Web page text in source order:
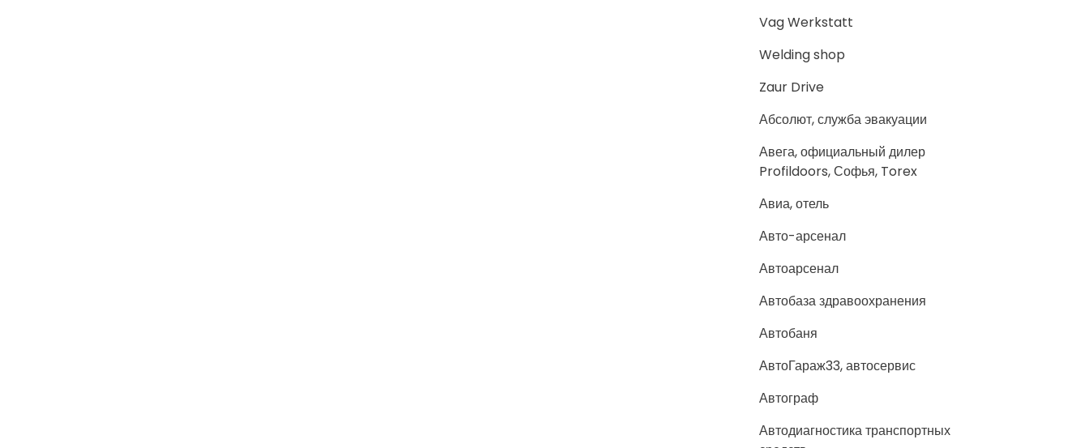
Vag Werkstatt
Welding shop
Zaur Drive
Абсолют, служба эвакуации
Авега, официальный дилер
Profildoors, Софья, Torex
Авиа, отель
Авто-арсенал
Автоарсенал
Автобаза здравоохранения
Автобаня
АвтоГараж33, автосервис
Автограф
Автодиагностика транспортных